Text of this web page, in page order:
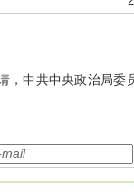
，中共中央政治局